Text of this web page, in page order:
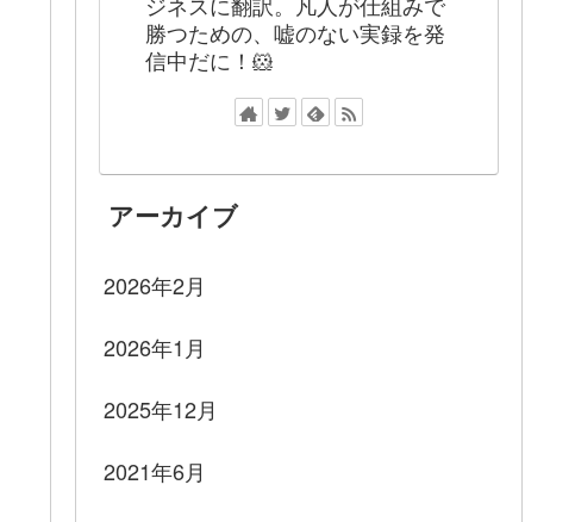
勝つための、嘘のない実録を発
信中だに！🐹
アーカイブ
2026年2月
2026年1月
2025年12月
2021年6月